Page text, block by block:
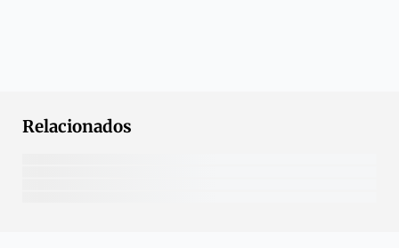
Relacionados